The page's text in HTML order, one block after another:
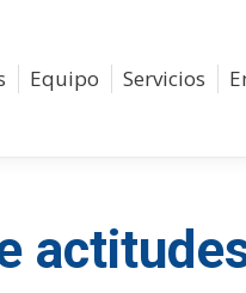
Equipo Servicios